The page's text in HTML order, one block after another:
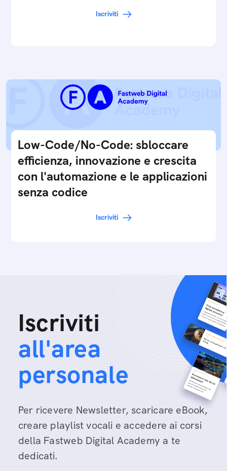
Iscriviti
Low-Code/No-Code: sbloccare
efficienza, innovazione e crescita
con l'automazione e le applicazioni
senza codice
Iscriviti
Iscriviti
all'area
personale
Per ricevere Newsletter, scaricare eBook,
creare playlist vocali e accedere ai corsi
della Fastweb Digital Academy a te
dedicati.